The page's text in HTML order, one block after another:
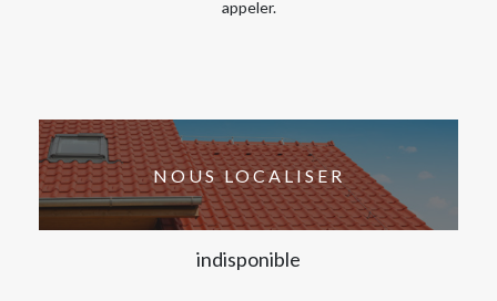
appeler.
NOUS LOCALISER
indisponible